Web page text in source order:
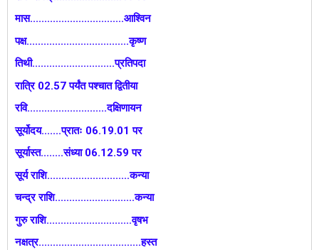
मास.................................आश्विन
पक्ष....................................कृष्ण
तिथी.............................प्रतिपदा
रात्रि 02.57 पर्यंत पश्चात द्वितीया
रवि............................दक्षिणायन
सूर्योदय.......प्रातः 06.19.01 पर
सूर्यास्त........संध्या 06.12.59 पर
सूर्य राशि.............................कन्या
चन्द्र राशि............................कन्या
गुरु राशि..............................वृषभ
नक्षत्र....................................हस्त